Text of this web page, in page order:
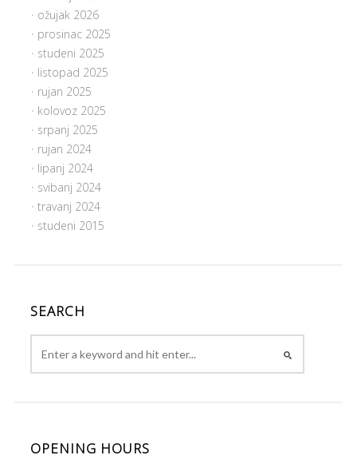
ožujak 2026
prosinac 2025
studeni 2025
listopad 2025
rujan 2025
kolovoz 2025
srpanj 2025
rujan 2024
lipanj 2024
svibanj 2024
travanj 2024
studeni 2015
SEARCH
OPENING HOURS